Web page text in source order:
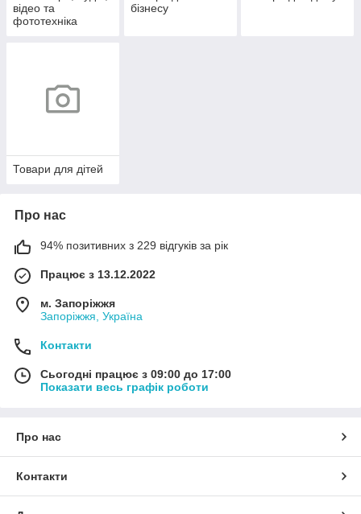
відео та
фототехніка
бізнесу
Товари для дітей
Про нас
94% позитивних з 229 відгуків за рік
Працює з 13.12.2022
м. Запоріжжя
Запоріжжя, Україна
Контакти
Сьогодні працює з 09:00 до 17:00
Показати весь графік роботи
Про нас
Контакти